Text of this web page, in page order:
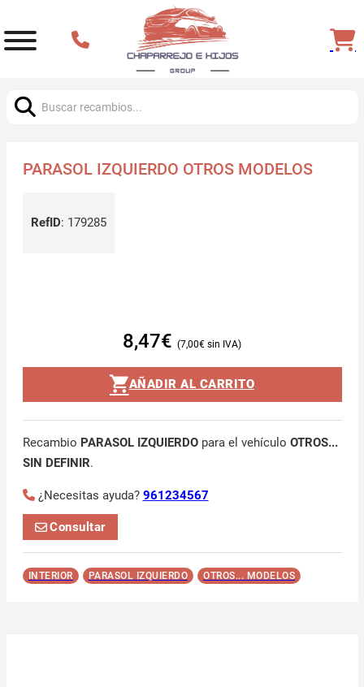
PARASOL IZQUIERDO OTROS MODELOS
RefID: 179285
8,47€ 7,00€
AÑADIR AL CARRITO
Recambio PARASOL IZQUIERDOpara el vehículo OTROS...
SIN DEFINIR.
¿Necesitas ayuda? 961234567
Consultar
INTERIOR PARASOL IZQUIERDO OTROS... MODELOS